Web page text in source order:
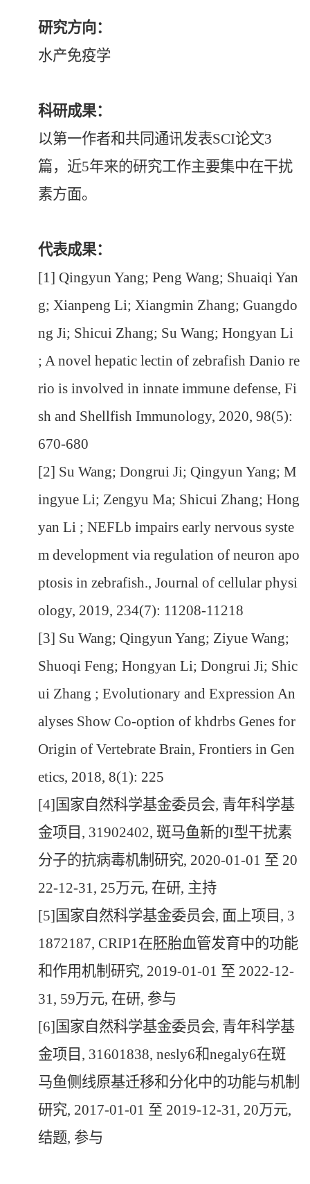
研究方向：
水产免疫学
科研成果：
以第一作者和共同通讯发表SCI论文3
篇，近5年来的研究工作主要集中在干扰
素方面。
代表成果：
[1] Qingyun Yang; Peng Wang; Shuaiqi Yan
g; Xianpeng Li; Xiangmin Zhang; Guangdo
ng Ji; Shicui Zhang; Su Wang; Hongyan Li
; A novel hepatic lectin of zebrafish Danio re
rio is involved in innate immune defense, Fi
sh and Shellfish Immunology, 2020, 98(5):
670-680
[2] Su Wang; Dongrui Ji; Qingyun Yang; M
ingyue Li; Zengyu Ma; Shicui Zhang; Hong
yan Li ; NEFLb impairs early nervous syste
m development via regulation of neuron apo
ptosis in zebrafish., Journal of cellular physi
ology, 2019, 234(7): 11208-11218
[3] Su Wang; Qingyun Yang; Ziyue Wang;
Shuoqi Feng; Hongyan Li; Dongrui Ji; Shic
ui Zhang ; Evolutionary and Expression An
alyses Show Co-option of khdrbs Genes for
Origin of Vertebrate Brain, Frontiers in Gen
etics, 2018, 8(1): 225
[4]国家自然科学基金委员会, 青年科学基
金项目, 31902402, 斑马鱼新的I型干扰素
分子的抗病毒机制研究, 2020-01-01 至 20
22-12-31, 25万元, 在研, 主持
[5]国家自然科学基金委员会, 面上项目, 3
1872187, CRIP1在胚胎血管发育中的功能
和作用机制研究, 2019-01-01 至 2022-12-
31, 59万元, 在研, 参与
[6]国家自然科学基金委员会, 青年科学基
金项目, 31601838, nesly6和negaly6在斑
马鱼侧线原基迁移和分化中的功能与机制
研究, 2017-01-01 至 2019-12-31, 20万元,
结题, 参与